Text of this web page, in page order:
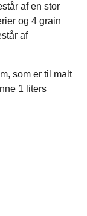
af en stor
og 4 grain
af
som er til malt
1 liters